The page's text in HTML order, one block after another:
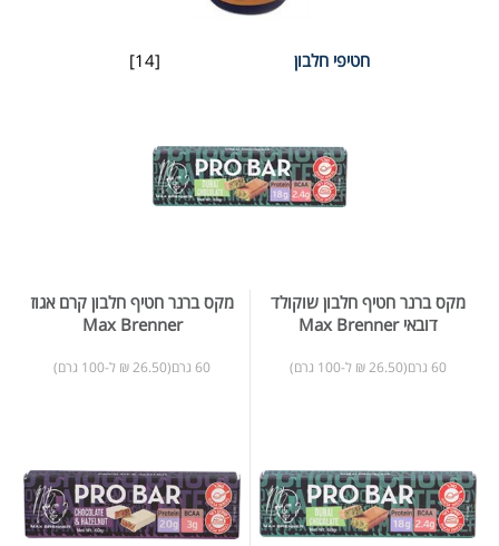
[14] חטיפי חלבון
מקס ברנר חטיף חלבון שוקולד
דובאי Max Brenner
60 גרם(26.50 ₪ ל-100 גרם)
מקס ברנר חטיף חלבון קרם אגוז
Max Brenner
60 גרם(26.50 ₪ ל-100 גרם)